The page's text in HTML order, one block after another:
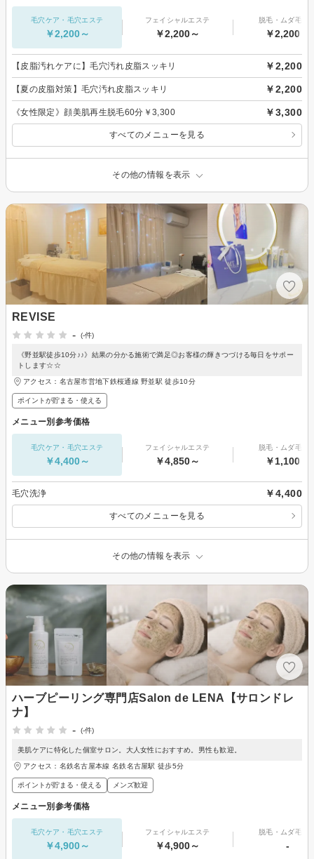
毛穴ケア・毛穴エステ
￥2,200～
フェイシャルエステ
￥2,200～
脱毛・ムダ毛処
￥2,200～
【皮脂汚れケアに】毛穴汚れ皮脂スッキリ ￥2,200
【夏の皮脂対策】毛穴汚れ皮脂スッキリ ￥2,200
《女性限定》顔美肌再生脱毛60分￥3,300 ￥3,300
すべてのメニューを見る
その他の情報を表示
REVISE
-
(-件)
《野並駅徒歩10分♪♪》結果の分かる施術で満足◎お客様の輝きつづける毎日をサポー
トします☆☆
アクセス：名古屋市営地下鉄桜通線 野並駅 徒歩10分
ポイントが貯まる・使える
メニュー別参考価格
毛穴ケア・毛穴エステ
￥4,400～
フェイシャルエステ
￥4,850～
脱毛・ムダ毛処
￥1,100～
毛穴洗浄 ￥4,400
すべてのメニューを見る
その他の情報を表示
ハーブピーリング専門店Salon de LENA【サロンドレ
ナ】
-
(-件)
美肌ケアに特化した個室サロン。大人女性におすすめ。男性も歓迎。
アクセス：名鉄名古屋本線 名鉄名古屋駅 徒歩5分
ポイントが貯まる・使える メンズ歓迎
メニュー別参考価格
毛穴ケア・毛穴エステ
￥4,900～
フェイシャルエステ
￥4,900～
脱毛・ムダ毛処
-